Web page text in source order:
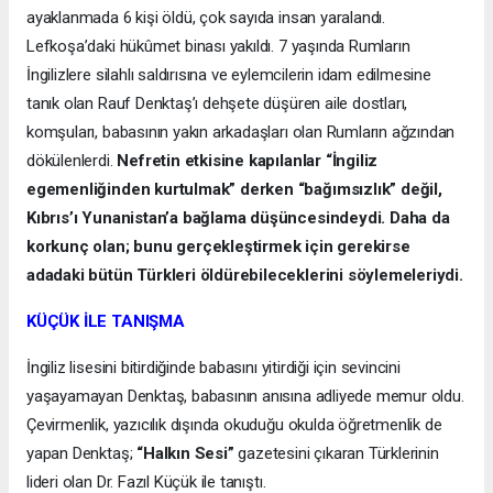
ayaklanmada 6 kişi öldü, çok sayıda insan yaralandı.
Lefkoşa’daki hükûmet binası yakıldı. 7 yaşında Rumların
İngilizlere silahlı saldırısına ve eylemcilerin idam edilmesine
tanık olan Rauf Denktaş’ı dehşete düşüren aile dostları,
komşuları, babasının yakın arkadaşları olan Rumların ağzından
dökülenlerdi. Nefretin etkisine kapılanlar “İngiliz
egemenliğinden kurtulmak” derken “bağımsızlık” değil,
Kıbrıs’ı Yunanistan’a bağlama düşüncesindeydi. Daha da
korkunç olan; bunu gerçekleştirmek için gerekirse
adadaki bütün Türkleri öldürebileceklerini söylemeleriydi.
KÜÇÜK İLE TANIŞMA
İngiliz lisesini bitirdiğinde babasını yitirdiği için sevincini
yaşayamayan Denktaş, babasının anısına adliyede memur oldu.
Çevirmenlik, yazıcılık dışında okuduğu okulda öğretmenlik de
yapan Denktaş; “Halkın Sesi”gazetesini çıkaran Türklerinin
lideri olan Dr. Fazıl Küçük ile tanıştı.